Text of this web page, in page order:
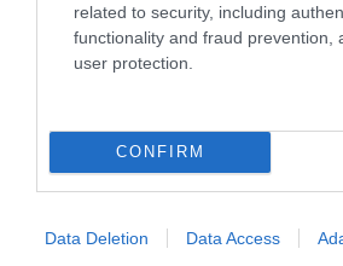
related to security, including
functionality and fraud prevention,
user protection.
CONFIRM
Data Deletion Data Access
Művelődj, szórakozz,
és ismerd meg a Hamu és
ROVATOK
Kultúra